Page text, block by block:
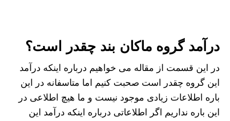
درآمد گروه ماکان بند چقدر است؟
در این قسمت از مقاله می خواهیم درباره اینکه درآمد
این گروه چقدر است صحبت کنیم اما متاسفانه در این
باره اطلاعات زیادی موجود نیست و ما هیچ اطلاعی در
این باره نداریم اگر اطلاعاتی درباره اینکه درآمد این